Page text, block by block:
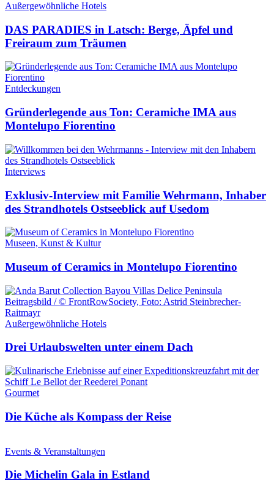
Außergewöhnliche Hotels
DAS PARADIES in Latsch: Berge, Äpfel und
Freiraum zum Träumen
Entdeckungen
Gründerlegende aus Ton: Ceramiche IMA aus
Montelupo Fiorentino
Interviews
Exklusiv-Interview mit Familie Wehrmann, Inhaber
des Strandhotels Ostseeblick auf Usedom
Museen, Kunst & Kultur
Museum of Ceramics in Montelupo Fiorentino
Außergewöhnliche Hotels
Drei Urlaubswelten unter einem Dach
Gourmet
Die Küche als Kompass der Reise
Events & Veranstaltungen
Die Michelin Gala in Estland